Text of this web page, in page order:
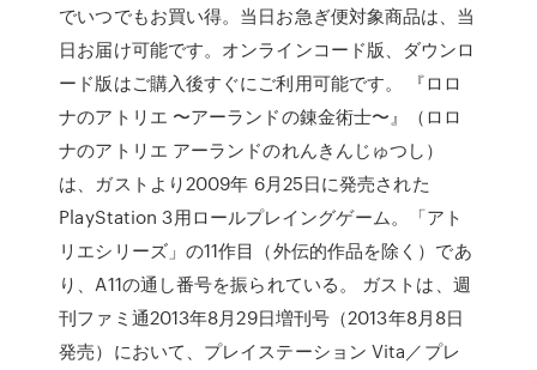
でいつでもお買い得。当日お急ぎ便対象商品は、当
日お届け可能です。オンラインコード版、ダウンロ
ード版はご購入後すぐにご利用可能です。 『ロロ
ナのアトリエ 〜アーランドの錬金術士〜』（ロロ
ナのアトリエ アーランドのれんきんじゅつし）
は、ガストより2009年 6月25日に発売された
PlayStation 3用ロールプレイングゲーム。「アト
リエシリーズ」の11作目（外伝的作品を除く）であ
り、A11の通し番号を振られている。 ガストは、週
刊ファミ通2013年8月29日増刊号（2013年8月8日
発売）において、プレイステーション Vita／プレ